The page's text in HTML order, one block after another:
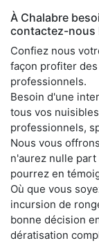
À Chalabre
contactez-nous
Confiez nous
façon profiter
professionnels.
Besoin d'une
tous vos
professionnels,
Nous vous
n'aurez nulle
pourrez en
Où que vous
incursion de
bonne décision
dératisation